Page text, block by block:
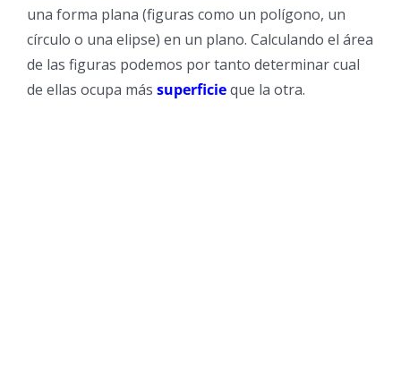
una forma plana (figuras como un polígono, un
círculo o una elipse) en un plano. Calculando el área
de las figuras podemos por tanto determinar cual
de ellas ocupa más superficieque la otra.